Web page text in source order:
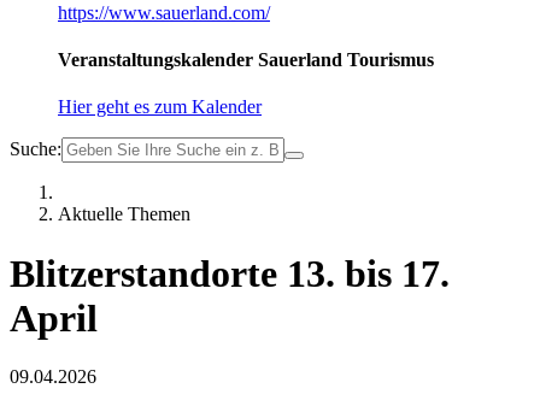
https://www.sauerland.com/
Veranstaltungskalender Sauerland Tourismus
Hier geht es zum Kalender
Suche:
Aktuelle Themen
Blitzerstandorte 13. bis 17.
April
09.04.2026